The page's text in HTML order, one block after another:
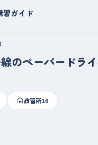
習ガイド
のペーパードラ
教習所16